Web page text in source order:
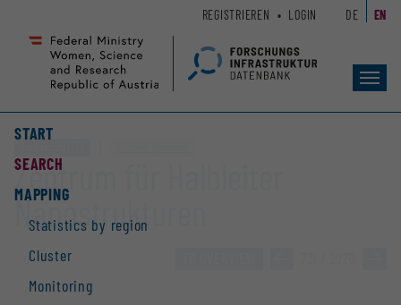
Seiteninhalt
Accesskey
Hauptnavigation
Accesskey
START
SEARCH
MAPPING
Statistics by region
Cluster
Monitoring
REGISTRIEREN LOGIN DE EN
Zentrum für Halbleiter
Nanostrukturen